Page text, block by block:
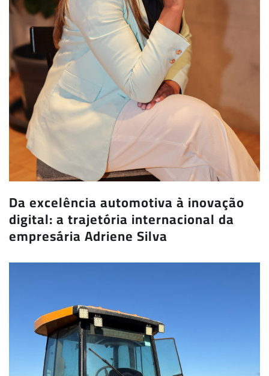
Da excelência automotiva à inovação
digital: a trajetória internacional da
empresária Adriene Silva